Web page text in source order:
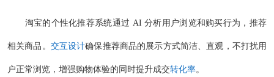
淘宝的个性化推荐系统通过 AI 分析用户浏览和购买行为，推荐
相关商品。 交互设计确保推荐商品的展示方式简洁、直观，不打扰用
户正常浏览，增强购物体验的同时提升成交转化率。